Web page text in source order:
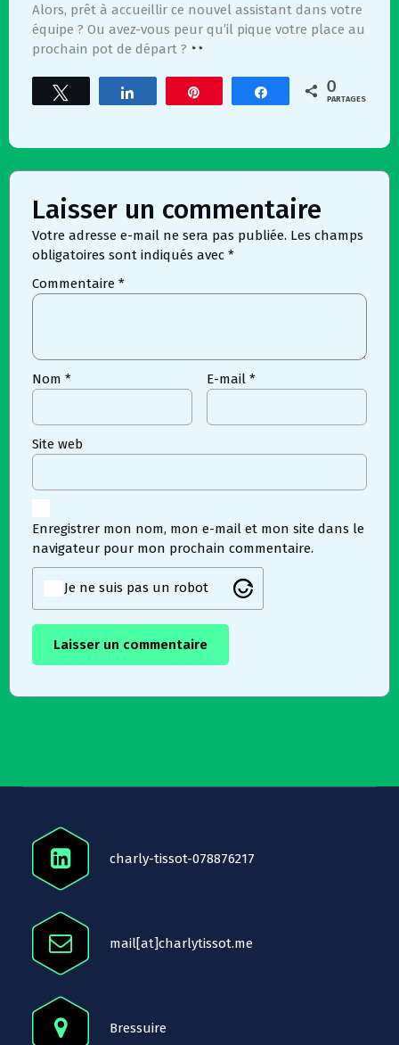
Alors, prêt à accueillir ce nouvel assistant dans votre
équipe ? Ou avez-vous peur qu’il pique votre place au
prochain pot de départ ?
Tweetez Partagez Épingle Partagez0
PARTAGES
Laisser un commentaire
Votre adresse e-mail ne sera pas publiée. Les champs
obligatoires sont indiqués avec *
Commentaire *
Nom * E-mail *
Site web
Enregistrer mon nom, mon e-mail et mon site dans le
navigateur pour mon prochain commentaire.
Je ne suis pas un robot
charly-tissot-078876217
mail[at]charlytissot.me
Bressuire